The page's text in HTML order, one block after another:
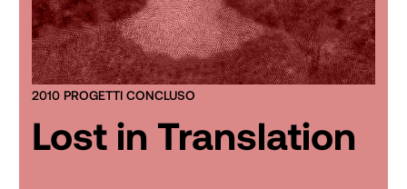
2010 PROGETTI CONCLUSO
Lost in Translation